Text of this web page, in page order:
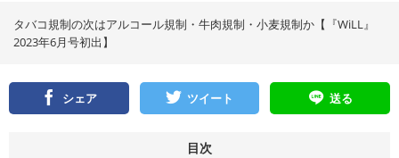
ン
タバコ規制の次はアルコール規制・牛肉規制・小麦規制か【『WiLL』
2023年6月号初出】
シェア ツイート 送る
目次